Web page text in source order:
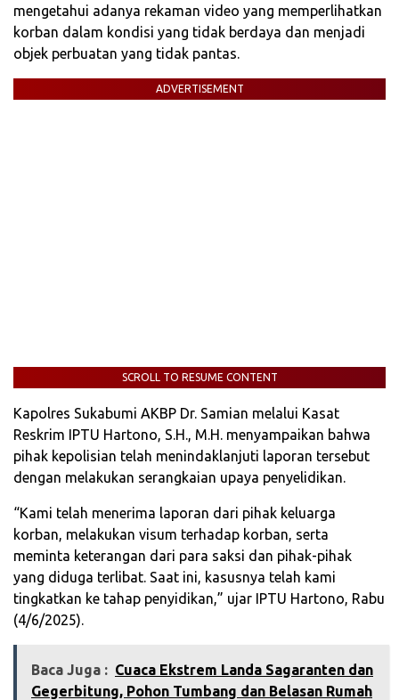
mengetahui adanya rekaman video yang memperlihatkan
korban dalam kondisi yang tidak berdaya dan menjadi
objek perbuatan yang tidak pantas.
ADVERTISEMENT
SCROLL TO RESUME CONTENT
Kapolres Sukabumi AKBP Dr. Samian melalui Kasat
Reskrim IPTU Hartono, S.H., M.H. menyampaikan bahwa
pihak kepolisian telah menindaklanjuti laporan tersebut
dengan melakukan serangkaian upaya penyelidikan.
“Kami telah menerima laporan dari pihak keluarga
korban, melakukan visum terhadap korban, serta
meminta keterangan dari para saksi dan pihak-pihak
yang diduga terlibat. Saat ini, kasusnya telah kami
tingkatkan ke tahap penyidikan,” ujar IPTU Hartono, Rabu
(4/6/2025).
Baca Juga : Cuaca Ekstrem Landa Sagaranten dan
Gegerbitung, Pohon Tumbang dan Belasan Rumah